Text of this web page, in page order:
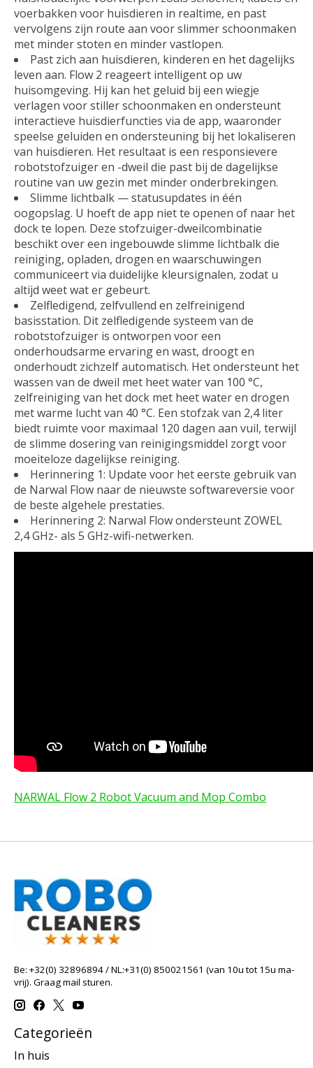
voerbakken voor huisdieren in realtime, en past
vervolgens zijn route aan voor slimmer schoonmaken
met minder stoten en minder vastlopen.
Past zich aan huisdieren, kinderen en het dagelijks
leven aan. Flow 2 reageert intelligent op uw
huisomgeving. Hij kan het geluid bij een wiegje
verlagen voor stiller schoonmaken en ondersteunt
interactieve huisdierfuncties via de app, waaronder
speelse geluiden en ondersteuning bij het lokaliseren
van huisdieren. Het resultaat is een responsievere
robotstofzuiger en -dweil die past bij de dagelijkse
routine van uw gezin met minder onderbrekingen.
Slimme lichtbalk — statusupdates in één
oogopslag. U hoeft de app niet te openen of naar het
dock te lopen. Deze stofzuiger-dweilcombinatie
beschikt over een ingebouwde slimme lichtbalk die
reiniging, opladen, drogen en waarschuwingen
communiceert via duidelijke kleursignalen, zodat u
altijd weet wat er gebeurt.
Zelfledigend, zelfvullend en zelfreinigend
basisstation. Dit zelfledigende systeem van de
robotstofzuiger is ontworpen voor een
onderhoudsarme ervaring en wast, droogt en
onderhoudt zichzelf automatisch. Het ondersteunt het
wassen van de dweil met heet water van 100 °C,
zelfreiniging van het dock met heet water en drogen
met warme lucht van 40 °C. Een stofzak van 2,4 liter
biedt ruimte voor maximaal 120 dagen aan vuil, terwijl
de slimme dosering van reinigingsmiddel zorgt voor
moeiteloze dagelijkse reiniging.
Herinnering 1: Update voor het eerste gebruik van
de Narwal Flow naar de nieuwste softwareversie voor
de beste algehele prestaties.
Herinnering 2: Narwal Flow ondersteunt ZOWEL
2,4 GHz- als 5 GHz-wifi-netwerken.
NARWAL Flow 2 Robot Vacuum and Mop Combo
Be: +32(0) 32896894 / NL:+31(0) 850021561 (van 10u tot 15u ma-
vrij). Graag mail sturen.
Categorieën
In huis